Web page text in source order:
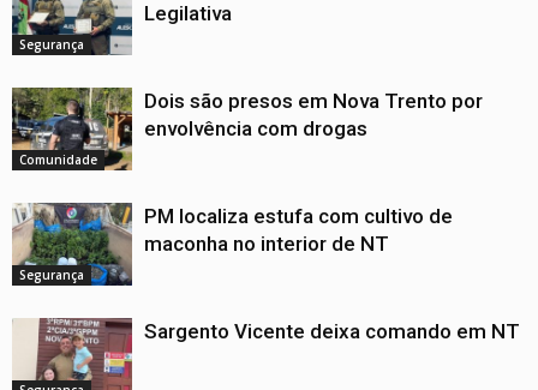
Segurança
Legilativa
Comunidade
Dois são presos em Nova Trento por
envolvência com drogas
Segurança
PM localiza estufa com cultivo de
maconha no interior de NT
Sargento Vicente deixa comando em NT